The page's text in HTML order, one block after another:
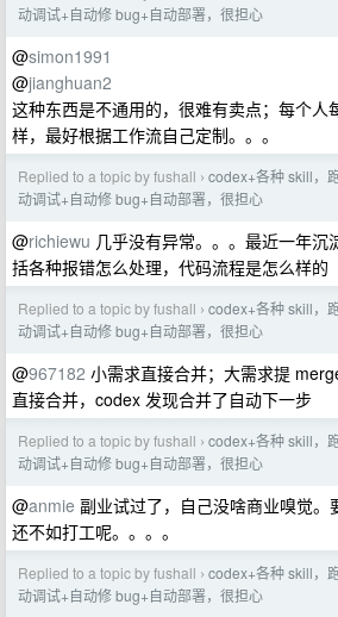
动调试+自动修 bug+自动部署，很担心
@simon1991
@jianghuan2
这种东西是不通用的，很难有卖点；每个人
样，最好根据工作流自己定制。。。
Replied to a topic by fushall › codex+各种 skill，
动调试+自动修 bug+自动部署，很担心
@richiewu 几乎没有异常。。。最近一年沉
括各种报错怎么处理，代码流程是怎么样的
Replied to a topic by fushall › codex+各种 skill，
动调试+自动修 bug+自动部署，很担心
@967182 小需求直接合并；大需求提
直接合并，codex 发现合并了自动下一步
Replied to a topic by fushall › codex+各种 skill，
动调试+自动修 bug+自动部署，很担心
@anmie 副业试过了，自己没啥商业嗅觉。
还不如打工呢。。。。
Replied to a topic by fushall › codex+各种 skill，
动调试+自动修 bug+自动部署，很担心